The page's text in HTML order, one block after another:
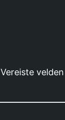
Vereiste